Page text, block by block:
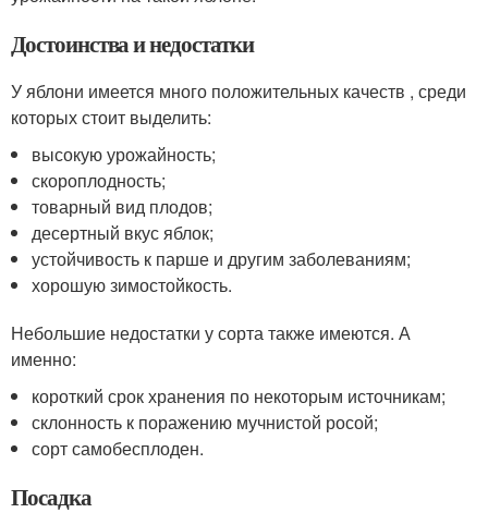
Достоинства и недостатки
У яблони имеется много положительных качеств , среди
которых стоит выделить:
высокую урожайность;
скороплодность;
товарный вид плодов;
десертный вкус яблок;
устойчивость к парше и другим заболеваниям;
хорошую зимостойкость.
Небольшие недостатки у сорта также имеются. А
именно:
короткий срок хранения по некоторым источникам;
склонность к поражению мучнистой росой;
сорт самобесплоден.
Посадка